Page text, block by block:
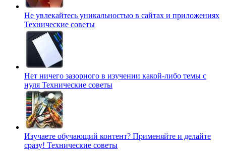
Не увлекайтесь уникальностью в сайтах и приложениях
Технические советы
Нет ничего зазорного в изучении какой-либо темы с
нуля Технические советы
Изучаете обучающий контент? Применяйте и делайте
сразу! Технические советы